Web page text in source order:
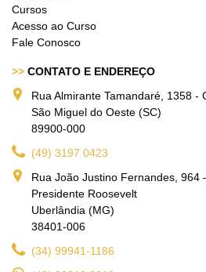
Cursos
Acesso ao Curso
Fale Conosco
>> CONTATO E ENDEREÇO
Rua Almirante Tamandaré, 1358 -
São Miguel do Oeste (SC)
89900-000
(49) 3197 0423
Rua João Justino Fernandes, 964
Presidente Roosevelt
Uberlândia (MG)
38401-006
(34) 99941-1186